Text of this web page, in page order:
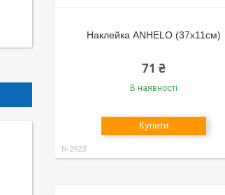
Наклейка ANHELO (37х11см)
71 ₴
В наявності
Купити
N-2923